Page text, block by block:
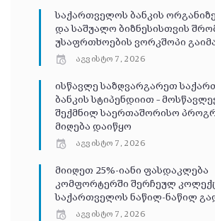
საქართველოს ბანკის
და საშუალო ბიზნესისთვის
უსაფრთხოების ვორკშოპი
აგვისტო 7, 2026
ისწავლე საზღვარგარეთ
ბანკის სტიპენდიით –
შექმნილ საერთაშორისო
მიღება დაიწყო
აგვისტო 7, 2026
მიიღეთ 25%-იანი ფასდაკლება
კომფორტერში შერჩეულ
საქართველოს ნაწილ-ნაწილ
აგვისტო 7, 2026